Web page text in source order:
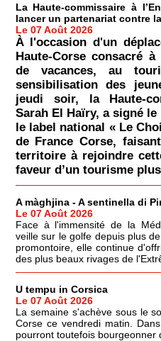
La Haute-commissaire à
lancer un partenariat contre
Le 07 Août 2026
À l'occasion d'un
Haute-Corse consacré
de vacances, au
sensibilisation des
jeudi soir, la Haute-
Sarah El Haïry, a signé
le label national « Le
de France Corse,
territoire à rejoindre
faveur d’un tourisme
A màghjina - A sentinella di
Le 07 Août 2026
Face à l'immensité de la
veille sur le golfe depuis plus
promontoire, elle continue
des plus beaux rivages de
U tempu in Corsica
Le 07 Août 2026
La semaine s'achève sous le
Corse ce vendredi matin.
pourront toutefois bourgeonner